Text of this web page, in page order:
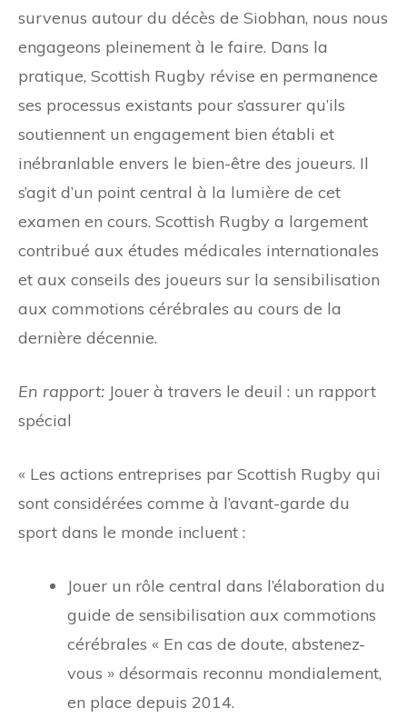
survenus autour du décès de Siobhan, nous nous
engageons pleinement à le faire. Dans la
pratique, Scottish Rugby révise en permanence
ses processus existants pour s’assurer qu’ils
soutiennent un engagement bien établi et
inébranlable envers le bien-être des joueurs. Il
s’agit d’un point central à la lumière de cet
examen en cours. Scottish Rugby a largement
contribué aux études médicales internationales
et aux conseils des joueurs sur la sensibilisation
aux commotions cérébrales au cours de la
dernière décennie.
En rapport: Jouer à travers le deuil : un rapport
spécial
« Les actions entreprises par Scottish Rugby qui
sont considérées comme à l’avant-garde du
sport dans le monde incluent :
Jouer un rôle central dans l’élaboration du
guide de sensibilisation aux commotions
cérébrales « En cas de doute, abstenez-
vous » désormais reconnu mondialement,
en place depuis 2014.